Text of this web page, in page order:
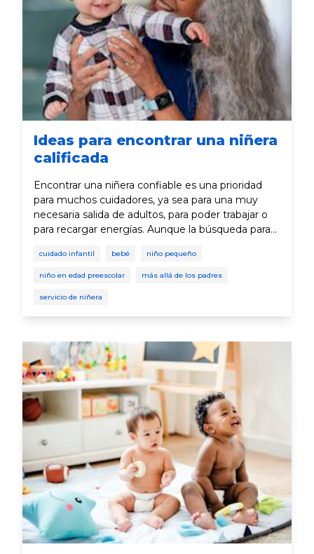
Ideas para encontrar una niñera
calificada
Encontrar una niñera confiable es una prioridad
para muchos cuidadores, ya sea para una muy
necesaria salida de adultos, para poder trabajar o
para recargar energías. Aunque la búsqueda para
desafío, aquí describimos los pasos que puedes
seguir para encontrar una niñera que cubra tus
para ti y tu niño.
cuidado infantil bebé niño pequeño
niño en edad preescolar más allá de los padres
servicio de niñera